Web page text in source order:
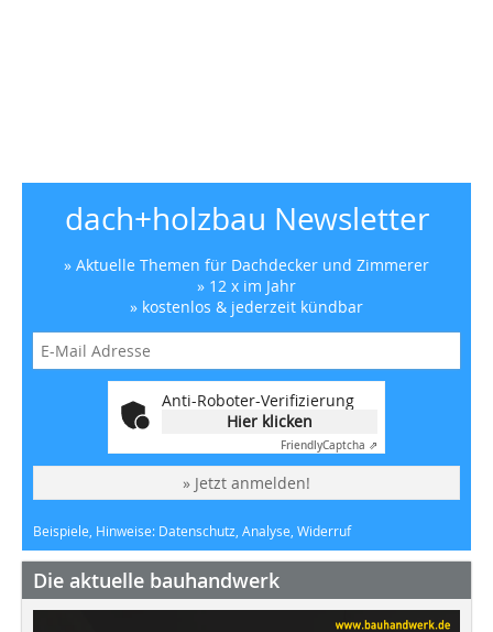
dach+holzbau Newsletter
» Aktuelle Themen für Dachdecker und Zimmerer
» 12 x im Jahr
» kostenlos & jederzeit kündbar
Anti-Roboter-Verifizierung
Hier klicken
FriendlyCaptcha ⇗
» Jetzt anmelden!
Beispiele, Hinweise: Datenschutz, Analyse, Widerruf
Die aktuelle bauhandwerk